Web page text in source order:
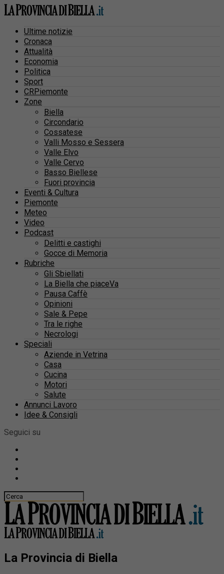
Ultime notizie
Cronaca
Attualità
Economia
Politica
Sport
CRPiemonte
Zone
Biella
Circondario
Cossatese
Valli Mosso e Sessera
Valle Elvo
Valle Cervo
Basso Biellese
Fuori provincia
Eventi & Cultura
Piemonte
Meteo
Video
Podcast
Delitti e castighi
Gocce di Memoria
Rubriche
Gli Sbiellati
La Biella che piaceVa
Pausa Caffè
Opinioni
Sale & Pepe
Tra le righe
Necrologi
Speciali
Aziende in Vetrina
Casa
Cucina
Motori
Salute
Annunci Lavoro
Idee & Consigli
Seguici su
La Provincia di Biella